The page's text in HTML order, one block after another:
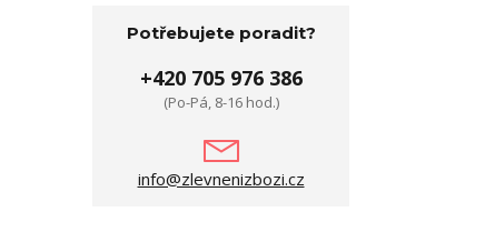
Potřebujete poradit?
+420 705 976 386
(Po-Pá, 8-16 hod.)
info@zlevnenizbozi.cz